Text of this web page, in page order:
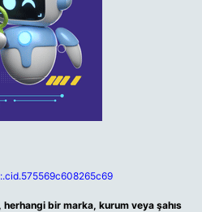
bir marka, kurum veya şahıs